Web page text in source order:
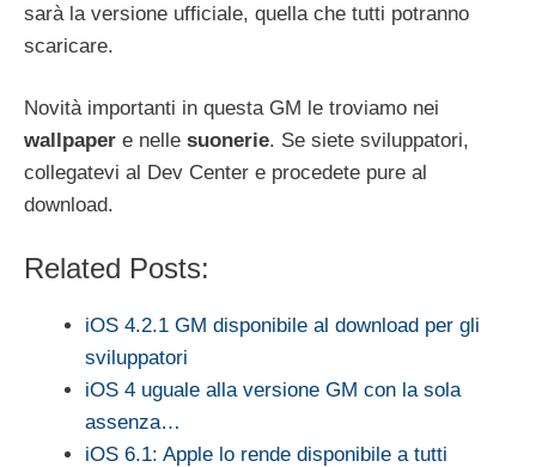
sarà la versione ufficiale, quella che tutti potranno
scaricare.
Novità importanti in questa GM le troviamo nei
wallpaper e nelle suonerie. Se siete sviluppatori,
collegatevi al Dev Center e procedete pure al
download.
Related Posts:
iOS 4.2.1 GM disponibile al download per gli
sviluppatori
iOS 4 uguale alla versione GM con la sola
assenza…
iOS 6.1: Apple lo rende disponibile a tutti